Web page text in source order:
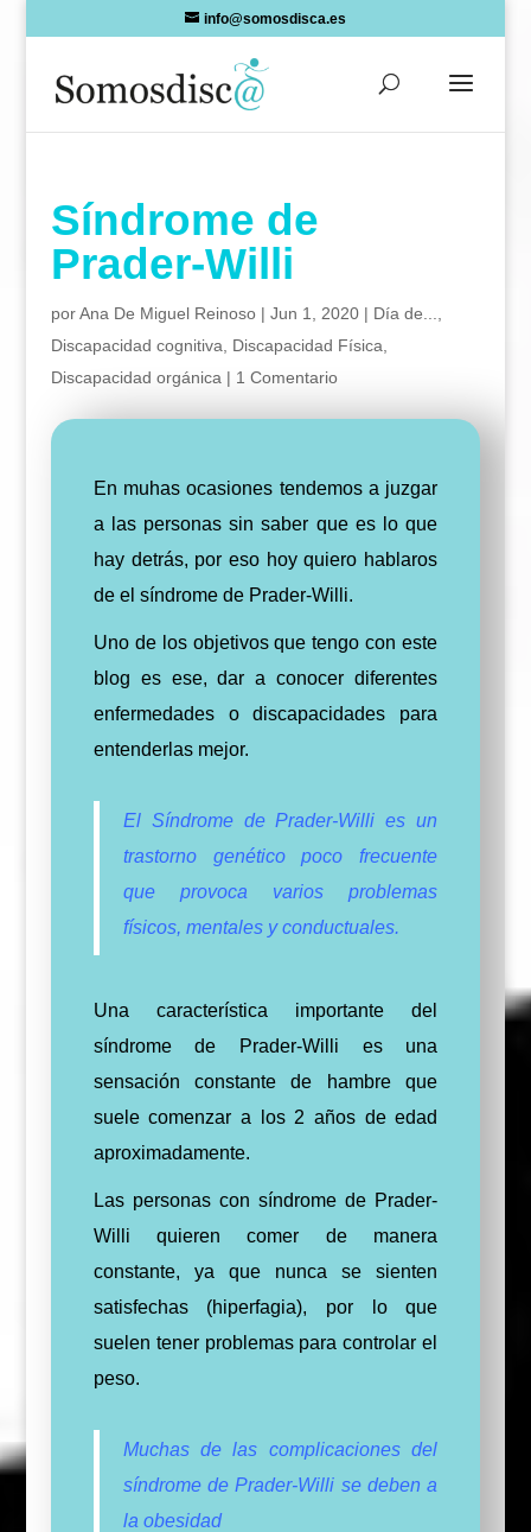
info@somosdisca.es
Síndrome de
Prader-Willi
porAna De Miguel Reinoso| Jun 1, 2020| Día de...
Discapacidad cognitiva
Discapacidad Física
Discapacidad orgánica | 1 Comentario
En muhas ocasiones tendemos a juzgar
a las personas sin saber que es lo que
hay detrás, por eso hoy quiero hablaros
de el síndrome de Prader-Willi.
Uno de los objetivos que tengo con este
blog es ese, dar a conocer diferentes
enfermedades o discapacidades para
entenderlas mejor.
El Síndrome de Prader-Willi es un
trastorno genético poco frecuente
que provoca varios problemas
físicos, mentales y conductuales.
Una característica importante del
síndrome de Prader-Willi es una
sensación constante de hambre que
suele comenzar a los 2 años de edad
aproximadamente.
Las personas con síndrome de Prader-
Willi quieren comer de manera
constante, ya que nunca se sienten
satisfechas (hiperfagia), por lo que
suelen tener problemas para controlar el
peso.
Muchas de las complicaciones del
síndrome de Prader-Willi se deben a
la obesidad